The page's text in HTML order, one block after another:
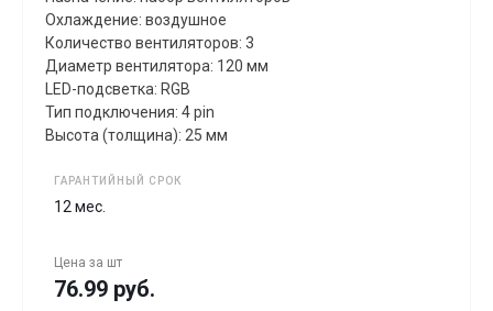
Охлаждение: воздушное
Количество вентиляторов: 3
Диаметр вентилятора: 120 мм
LED-подсветка: RGB
Тип подключения: 4 pin
Высота (толщина): 25 мм
ГАРАНТИЙНЫЙ СРОК
12 мес.
Цена за шт
76.99 руб.